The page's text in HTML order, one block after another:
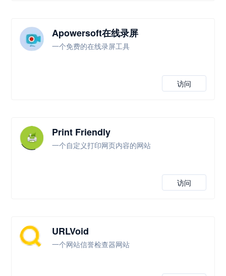
Apowersoft在线录屏
一个免费的在线录屏工具
访问
Print Friendly
一个自定义打印网页内容的网站
访问
URLVoid
一个网站信誉检查器网站